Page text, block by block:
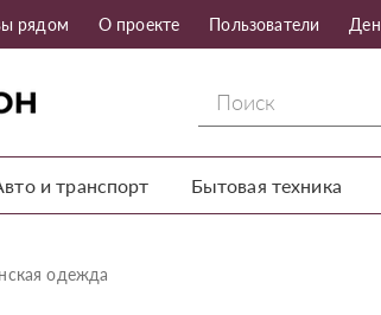
рядом О проекте Пользователи
и транспорт Бытовая техника
одежда